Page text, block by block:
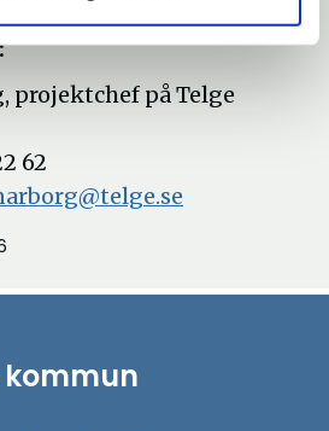
projektchef på Telge
62